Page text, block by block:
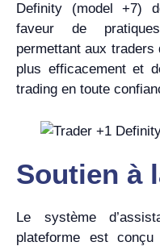
Definity (model +7)
faveur de
permettant aux
plus efficacement et
trading en toute
Soutien à
Le système
plateforme est